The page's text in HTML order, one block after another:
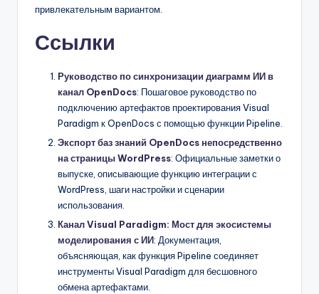
привлекательным вариантом.
Ссылки
Руководство по синхронизации диаграмм ИИ в
канал OpenDocs: Пошаговое руководство по
подключению артефактов проектирования Visual
Paradigm к OpenDocs с помощью функции Pipeline.
Экспорт баз знаний OpenDocs непосредственно
на страницы WordPress: Официальные заметки о
выпуске, описывающие функцию интеграции с
WordPress, шаги настройки и сценарии
использования.
Канал Visual Paradigm: Мост для экосистемы
моделирования с ИИ: Документация,
объясняющая, как функция Pipeline соединяет
инструменты Visual Paradigm для бесшовного
обмена артефактами.